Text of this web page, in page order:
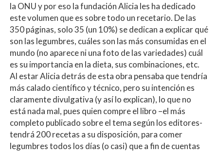
la ONU y por eso la fundación Alicia les ha dedicado
este volumen que es sobre todo un recetario. De las
350 páginas, solo 35 (un 10%) se dedican a explicar qué
son las legumbres, cuáles son las más consumidas en el
mundo (no aparece ni una foto de las variedades) cuál
es su importancia en la dieta, sus combinaciones, etc.
Al estar Alicia detrás de esta obra pensaba que tendría
más calado científico y técnico, pero su intención es
claramente divulgativa (y así lo explican), lo que no
está nada mal, pues quien compre el libro –el más
completo publicado sobre el tema según los editores-
tendrá 200 recetas a su disposición, para comer
legumbres todos los días (o casi) que a fin de cuentas